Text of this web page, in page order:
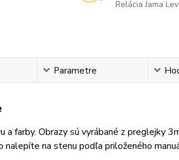
Relácia Jama
Parametre
a farby. Obrazy sú vyrábané z preglejky
nalepíte na stenu podľa priloženého